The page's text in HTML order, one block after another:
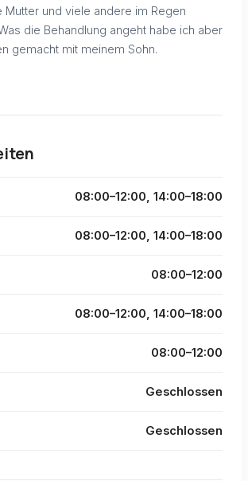
Mutter und viele andere im Regen
die Behandlung angeht habe ich aber
gemacht mit meinem Sohn.
08:00–12:00, 14:00–18:00
08:00–12:00, 14:00–18:00
08:00–12:00
08:00–12:00, 14:00–18:00
08:00–12:00
Geschlossen
Geschlossen